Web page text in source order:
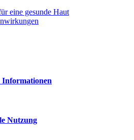
eine gesunde Haut
Nutzung